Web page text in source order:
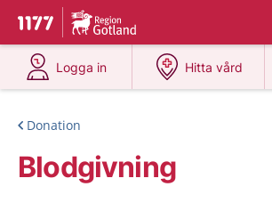
Till startsidan för 1177
Du har valt region
Logga in
på 1177.se
Hitta vård
på 1177.se
Donation
Blodgivning